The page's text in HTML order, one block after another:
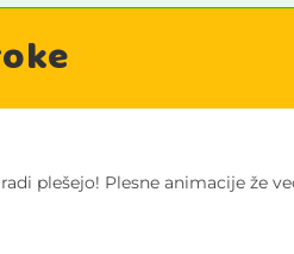
plešejo! Plesne animacije že